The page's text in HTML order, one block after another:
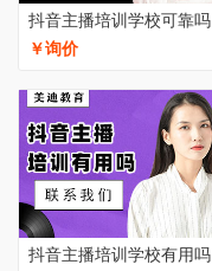
抖音主播培训学校可靠吗
￥询价
抖音主播培训学校有用吗